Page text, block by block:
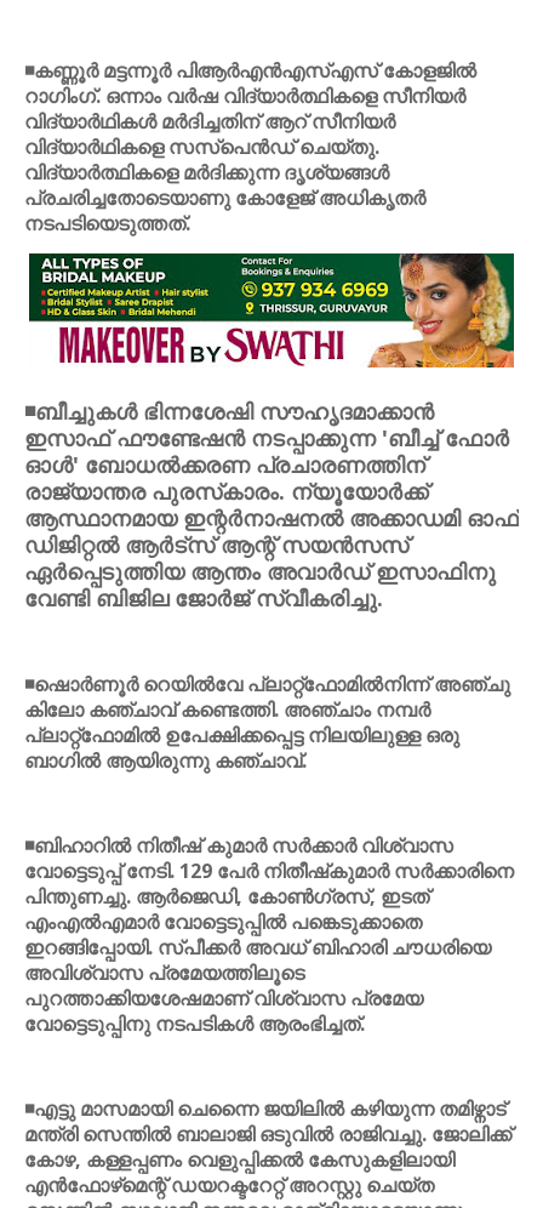
◾കണ്ണൂര്‍ മട്ടന്നൂര്‍ പിആര്‍എന്‍എസ്എസ് കോളജില്‍
റാഗിംഗ്. ഒന്നാം വര്‍ഷ വിദ്യാര്‍ത്ഥികളെ സീനിയര്‍
വിദ്യാര്‍ഥികള്‍ മര്‍ദിച്ചതിന് ആറ് സീനിയര്‍
വിദ്യാര്‍ഥികളെ സസ്പെന്‍ഡ് ചെയ്തു.
വിദ്യാര്‍ത്ഥികളെ മര്‍ദിക്കുന്ന ദൃശ്യങ്ങള്‍
പ്രചരിച്ചതോടെയാണു കോളേജ് അധികൃതര്‍
നടപടിയെടുത്തത്.
◾ബീച്ചുകള്‍ ഭിന്നശേഷി സൗഹൃദമാക്കാന്‍
ഇസാഫ് ഫൗണ്ടേഷന്‍ നടപ്പാക്കുന്ന 'ബീച്ച് ഫോര്‍
ഓള്‍' ബോധല്‍ക്കരണ പ്രചാരണത്തിന്
രാജ്യാന്തര പുരസ്‌കാരം. ന്യൂയോര്‍ക്ക്
ആസ്ഥാനമായ ഇന്റര്‍നാഷനല്‍ അക്കാഡമി ഓഫ്
ഡിജിറ്റല്‍ ആര്‍ട്‌സ് ആന്റ് സയന്‍സസ്
ഏര്‍പ്പെടുത്തിയ ആന്തം അവാര്‍ഡ് ഇസാഫിനു
വേണ്ടി ബിജില ജോര്‍ജ് സ്വീകരിച്ചു.
◾ഷൊര്‍ണൂര്‍ റെയില്‍വേ പ്ലാറ്റ്ഫോമില്‍നിന്ന് അഞ്ചു
കിലോ കഞ്ചാവ് കണ്ടെത്തി. അഞ്ചാം നമ്പര്‍
പ്ലാറ്റ്ഫോമില്‍ ഉപേക്ഷിക്കപ്പെട്ട നിലയിലുള്ള ഒരു
ബാഗില്‍ ആയിരുന്നു കഞ്ചാവ്.
◾ബിഹാറില്‍ നിതീഷ് കുമാര്‍ സര്‍ക്കാര്‍ വിശ്വാസ
വോട്ടെടുപ്പ് നേടി. 129 പേര്‍ നിതീഷ്‌കുമാര്‍ സര്‍ക്കാരിനെ
പിന്തുണച്ചു. ആര്‍ജെഡി, കോണ്‍ഗ്രസ്, ഇടത്
എംഎല്‍എമാര്‍ വോട്ടെടുപ്പില്‍ പങ്കെടുക്കാതെ
ഇറങ്ങിപ്പോയി. സ്പീക്കര്‍ അവധ് ബിഹാരി ചൗധരിയെ
അവിശ്വാസ പ്രമേയത്തിലൂടെ
പുറത്താക്കിയശേഷമാണ് വിശ്വാസ പ്രമേയ
വോട്ടെടുപ്പിനു നടപടികള്‍ ആരംഭിച്ചത്.
◾എട്ടു മാസമായി ചെന്നൈ ജയിലില്‍ കഴിയുന്ന തമിഴ്നാട്
മന്ത്രി സെന്തില്‍ ബാലാജി ഒടുവില്‍ രാജിവച്ചു. ജോലിക്ക്
കോഴ, കള്ളപ്പണം വെളുപ്പിക്കല്‍ കേസുകളിലായി
എന്‍ഫോഴ്‌മെന്റ് ഡയറക്ടറേറ്റ് അറസ്റ്റു ചെയ്ത